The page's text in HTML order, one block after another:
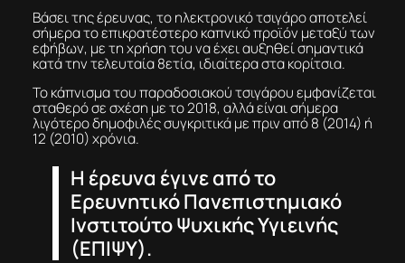
Βάσει της έρευνας, το ηλεκτρονικό τσιγάρο αποτελεί
σήμερα το επικρατέστερο καπνικό προϊόν μεταξύ των
εφήβων, με τη χρήση του να έχει αυξηθεί σημαντικά
κατά την τελευταία 8ετία, ιδιαίτερα στα κορίτσια.
Το κάπνισμα του παραδοσιακού τσιγάρου εμφανίζεται
σταθερό σε σχέση με το 2018, αλλά είναι σήμερα
λιγότερο δημοφιλές συγκριτικά με πριν από 8 (2014) ή
12 (2010) χρόνια.
Η έρευνα έγινε από το
Ερευνητικό Πανεπιστημιακό
Ινστιτούτο Ψυχικής Υγιεινής
(ΕΠΙΨΥ).